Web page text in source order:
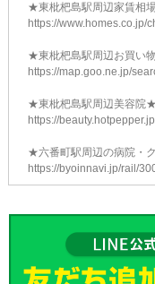
★東枇杷島駅周辺家賃相
https://
★東枇杷島駅周辺お買い
https://map.goo.ne.jp/
★東枇杷島駅周辺美容院★
https://
★六番町駅周辺の病院・
https://byoinnavi.jp/rail/